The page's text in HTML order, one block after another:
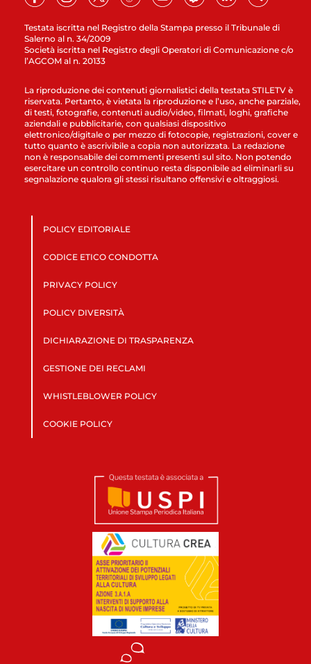
Testata iscritta nel Registro della Stampa presso il Tribunale di
Salerno al n. 34/2009
Società iscritta nel Registro degli Operatori di Comunicazione c/o
l’AGCOM al n. 20133
La riproduzione dei contenuti giornalistici della testata STILETV è
riservata. Pertanto, è vietata la riproduzione e l’uso, anche parziale,
di testi, fotografie, contenuti audio/video, filmati, loghi, grafiche
aziendali e pubblicitarie, con qualsiasi dispositivo
elettronico/digitale o per mezzo di fotocopie, registrazioni, cover e
tutto quanto è ascrivibile a copia non autorizzata. La redazione
non è responsabile dei commenti presenti sul sito. Non potendo
esercitare un controllo continuo resta disponibile ad eliminarli su
segnalazione qualora gli stessi risultano offensivi e oltraggiosi.
POLICY EDITORIALE
CODICE ETICO CONDOTTA
PRIVACY POLICY
POLICY DIVERSITÀ
DICHIARAZIONE DI TRASPARENZA
GESTIONE DEI RECLAMI
WHISTLEBLOWER POLICY
COOKIE POLICY